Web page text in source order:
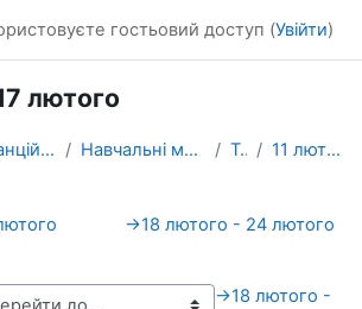
гостьовий доступ (Увійти)
лютого
Дистанційне навчання ХНАДУ Навчальні матеріали для викладачів Т-2021 11 лютого - 17 лютого
→18 лютого - 24 лютого
→18 лютого -